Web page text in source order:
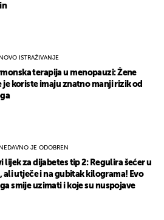
NOVO ISTRAŽIVANJE
terapija u menopauzi: Žene
je koriste imaju znatno manji rizik od
NEDAVNO JE ODOBREN
lijek za dijabetes tip 2: Regulira šećer u
ali utječe i na gubitak kilograma! Evo
smije uzimati i koje su nuspojave